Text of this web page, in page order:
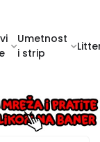
Umetnost
i strip